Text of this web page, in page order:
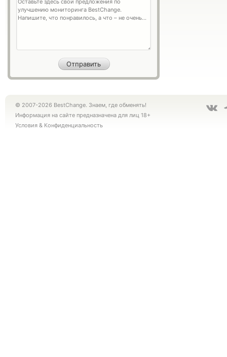
© 2007-2026 BestChange. Знаем, где обменять!
Информация на сайте предназначена для лиц 18+
Условия & Конфиденциальность